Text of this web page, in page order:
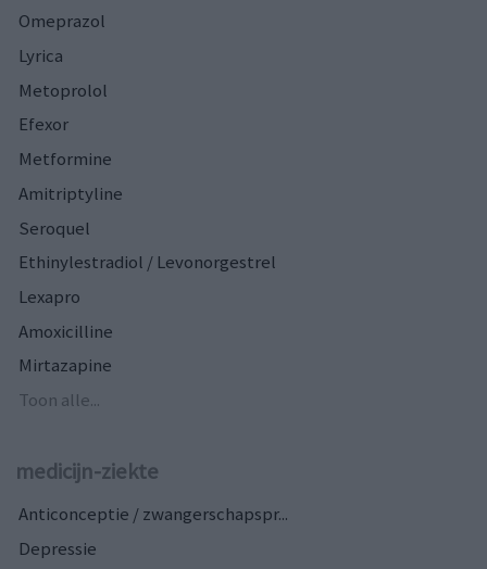
Omeprazol
Lyrica
Metoprolol
Efexor
Metformine
Amitriptyline
Seroquel
Ethinylestradiol / Levonorgestrel
Lexapro
Amoxicilline
Mirtazapine
Toon alle...
medicijn-ziekte
Anticonceptie / zwangerschapspr...
Depressie